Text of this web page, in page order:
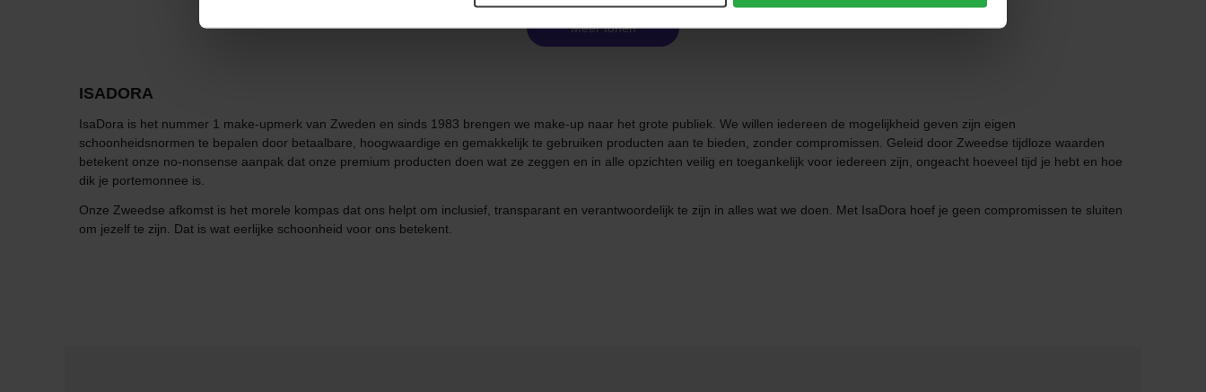
Meer tonen
ISADORA
IsaDora is het nummer 1 make-upmerk van Zweden en sinds 1983 brengen we make-up naar het grote publiek. We willen iedereen de mogelijkheid geven zijn eigen
schoonheidsnormen te bepalen door betaalbare, hoogwaardige en gemakkelijk te gebruiken producten aan te bieden, zonder compromissen. Geleid door Zweedse tijdloze waarden
betekent onze no-nonsense aanpak dat onze premium producten doen wat ze zeggen en in alle opzichten veilig en toegankelijk voor iedereen zijn, ongeacht hoeveel tijd je hebt en hoe
dik je portemonnee is.
Onze Zweedse afkomst is het morele kompas dat ons helpt om inclusief, transparant en verantwoordelijk te zijn in alles wat we doen. Met IsaDora hoef je geen compromissen te sluiten
om jezelf te zijn. Dat is wat eerlijke schoonheid voor ons betekent.